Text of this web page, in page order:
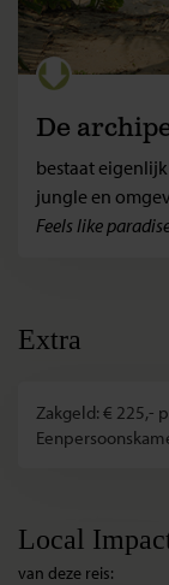
De
bestaat
jungle en
Feels like
Extra
Zakgeld: € 225,-
Local
van deze reis: